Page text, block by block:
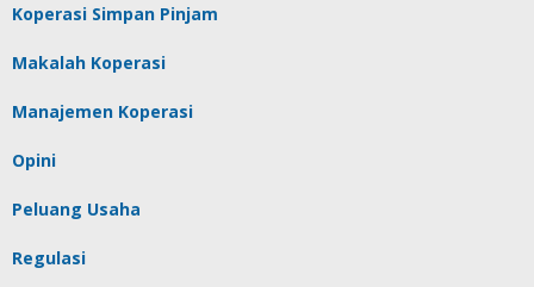
Koperasi Simpan Pinjam
Makalah Koperasi
Manajemen Koperasi
Opini
Peluang Usaha
Regulasi